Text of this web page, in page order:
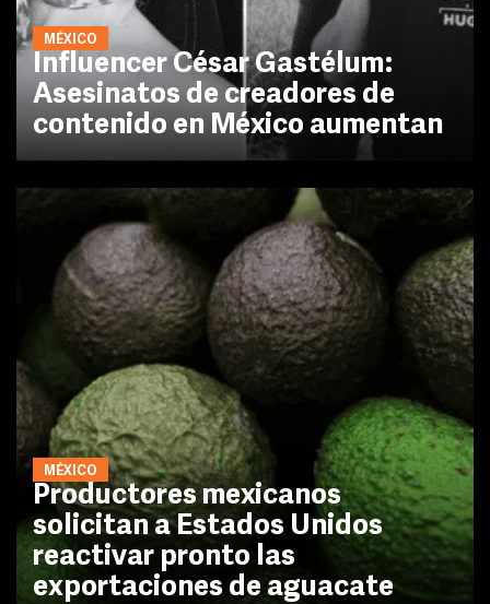
MÉXICO
Influencer César Gastélum:
Asesinatos de creadores de
contenido en México aumentan
MÉXICO
Productores mexicanos
solicitan a Estados Unidos
reactivar pronto las
exportaciones de aguacate